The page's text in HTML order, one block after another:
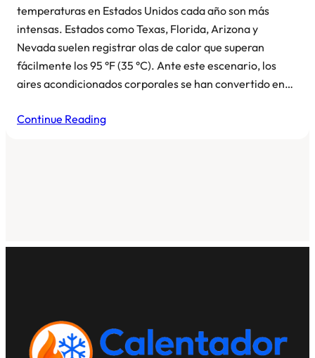
temperaturas en Estados Unidos cada año son más
intensas. Estados como Texas, Florida, Arizona y
Nevada suelen registrar olas de calor que superan
fácilmente los 95 °F (35 °C). Ante este escenario, los
aires acondicionados corporales se han convertido en…
Continue Reading